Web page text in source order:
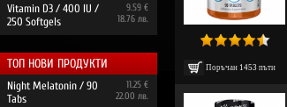
Vitamin D3 / 400 IU /
250 Softgels
9.59 €
18.76 лв.
ТОП НОВИ ПРОДУКТИ
Night Melatonin / 90
Tabs
11.25 €
22.00 лв.
Поръчан 1453 пъти